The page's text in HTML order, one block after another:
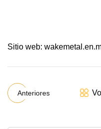
Sitio web:
Anteriores